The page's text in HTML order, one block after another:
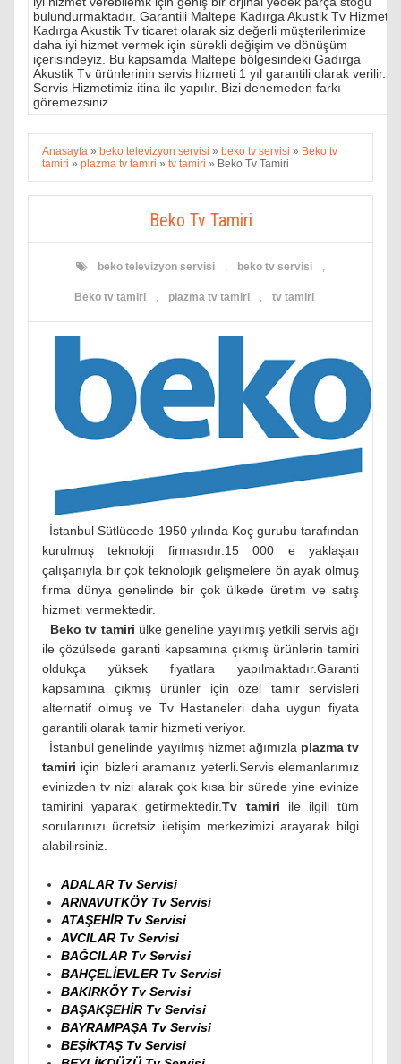
bulundurmaktadır. Garantili Maltepe Kadırga Akustik Tv Hizmeti
Kadırga Akustik Tv ticaret olarak siz değerli müşterilerimize
daha iyi hizmet vermek için sürekli değişim ve dönüşüm
içerisindeyiz. Bu kapsamda Maltepe bölgesindeki Gadırga
Akustik Tv ürünlerinin servis hizmeti 1 yıl garantili olarak verilir.
Servis Hizmetimiz itina ile yapılır. Bizi denemeden farkı
göremezsiniz.
Anasayfa » beko televizyon servisi » beko tv servisi » Beko tv
tamiri » plazma tv tamiri » tv tamiri » Beko Tv Tamiri
Beko Tv Tamiri
beko televizyon servisi beko tv servisi
Beko tv tamiri plazma tv tamiri tv tamiri
İstanbul Sütlücede 1950 yılında Koç gurubu tarafından
kurulmuş teknoloji firmasıdır.15 000 e yaklaşan
çalışanıyla bir çok teknolojik gelişmelere ön ayak olmuş
firma dünya genelinde bir çok ülkede üretim ve satış
hizmeti vermektedir.
Beko tv tamiri ülke geneline yayılmış yetkili servis ağı
ile çözülsede garanti kapsamına çıkmış ürünlerin tamiri
oldukça yüksek fiyatlara yapılmaktadır.Garanti
kapsamına çıkmış ürünler için özel tamir servisleri
alternatif olmuş ve Tv Hastaneleri daha uygun fiyata
garantili olarak tamir hizmeti veriyor.
İstanbul genelinde yayılmış hizmet ağımızla plazma tv
tamiri için bizleri aramanız yeterli.Servis elemanlarımız
evinizden tv nizi alarak çok kısa bir sürede yine evinize
tamirini yaparak getirmektedir.Tv tamiri ile ilgili tüm
sorularınızı ücretsiz iletişim merkezimizi arayarak bilgi
alabilirsiniz.
ADALAR Tv Servisi
ARNAVUTKÖY Tv Servisi
ATAŞEHİR Tv Servisi
AVCILAR Tv Servisi
BAĞCILAR Tv Servisi
BAHÇELİEVLER Tv Servisi
BAKIRKÖY Tv Servisi
BAŞAKŞEHİR Tv Servisi
BAYRAMPAŞA Tv Servisi
BEŞİKTAŞ Tv Servisi